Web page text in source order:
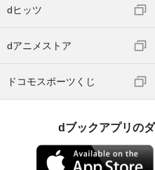
dヒッツ
dアニメストア
ドコモスポーツくじ
dブックアプリの